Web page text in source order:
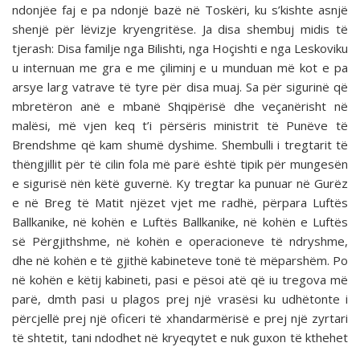
ndonjëe faj e pa ndonjë bazë në Toskëri, ku s’kishte asnjë
shenjë për lëvizje kryengritëse. Ja disa shembuj midis të
tjerash: Disa familje nga Bilishti, nga Hoçishti e nga Les­koviku
u internuan me gra e me çiliminj e u munduan më kot e pa
arsye larg vatrave të tyre për disa muaj. Sa për sigurinë që
mbretëron anë e mbanë Shqipërisë dhe veçanërisht në
malësi, më vjen keq t’i përsëris ministrit të Punëve të
Brendshme që kam shumë dyshime. Shembulli i tregtarit të
thëngjillit për të cilin fola më parë është tipik për mungesën
e sigurisë nën këtë guvernë. Ky tregtar ka punuar në Gurëz
e në Breg të Matit njëzet vjet me radhë, përpara Luftës
Ballkanike, në kohën e Luftës Ballkanike, në kohën e Luftës
së Përgjithshme, në kohën e operacione­ve të ndryshme,
dhe në kohën e të gjithë kabineteve tonë të mëparshëm. Po
në kohën e këtij kabineti, pasi e pësoi atë që iu tregova më
parë, dmth pasi u plagos prej një vrasësi ku udhëtonte i
përcjellë prej një oficeri të xhandarmërisë e prej një zyrtari
të shtetit, tani ndodhet në kryeqytet e nuk guxon të kthehet